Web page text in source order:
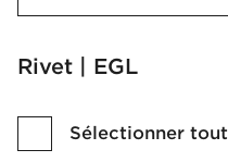
Rivet | EGL
Sélectionner tout